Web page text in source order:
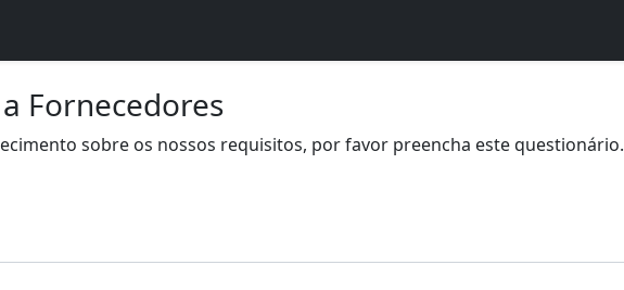
Fornecedores
sobre os nossos requisitos, por favor preencha este questionário.